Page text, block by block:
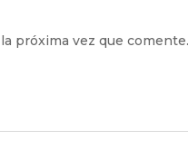
próxima vez que